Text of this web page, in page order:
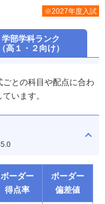
※2027年度入試
学部学科ランク
（高１・２向け）
ごとの科目や配点に合わ
います。
ボーダー
得点率
ボーダー
偏差値